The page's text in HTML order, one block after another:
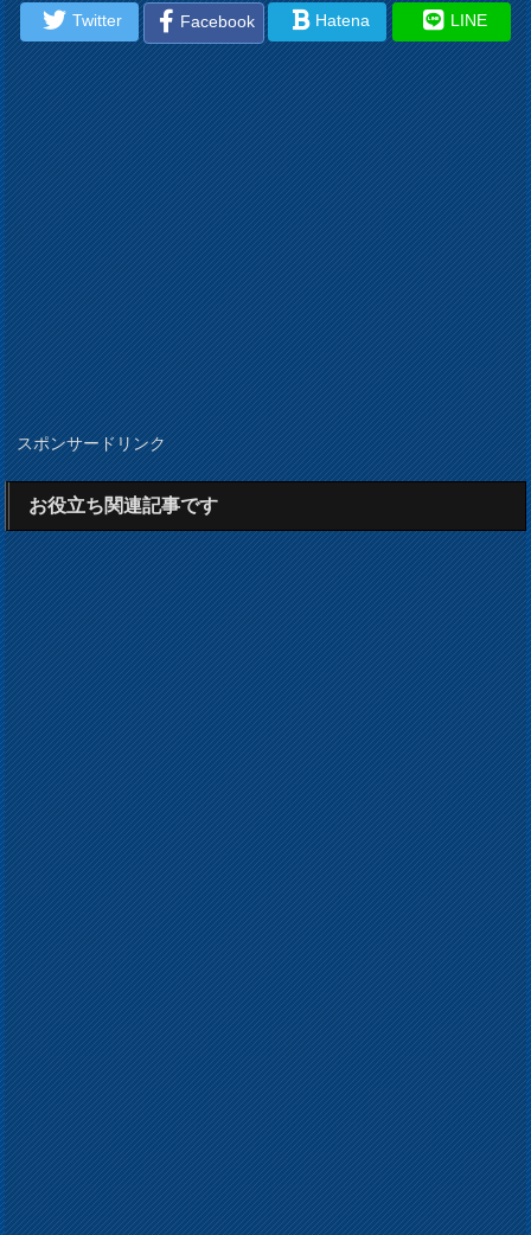
Twitter
Facebook Hatena LINE
スポンサードリンク
お役立ち関連記事です